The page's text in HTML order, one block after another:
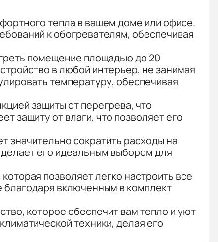
тепла в вашем доме или офисе.
к обогревателям, обеспечивая
помещение площадью до 20
в любой интерьер, не занимая
температуру, обеспечивая
защиты от перегрева, что
защиту от влаги, что позволяет его
значительно сократить расходы на
его идеальным выбором для
позволяет легко настроить все
благодаря включенным в комплект
которое обеспечит вам тепло и уют
техники, делая его